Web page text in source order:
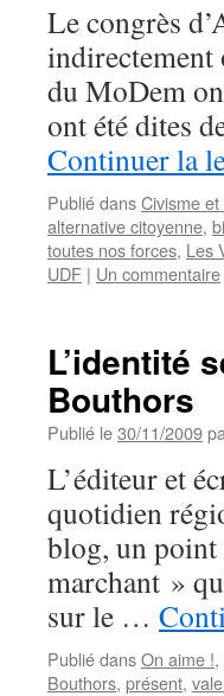
Le congrès
indirectement
du MoDem
ont été dites
Continuer la
Publié dansCivisme
alternative citoyenne,
toutes nos forces, Les
UDF | Un commentaire
L’identité
Bouthors
Publié le30/11/2009
L’éditeur et
quotidien
blog, un point
marchant »
sur le …
Publié dansOn aime !,
Bouthors, présent,